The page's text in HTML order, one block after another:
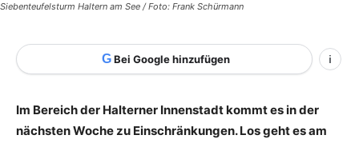
Siebenteufelsturm Haltern am See / Foto: Frank Schürmann
G Bei Google hinzufügen i
Im Bereich der Halterner Innenstadt kommt es in der
nächsten Woche zu Einschränkungen. Los geht es am